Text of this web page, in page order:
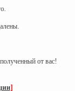
от вас!
]